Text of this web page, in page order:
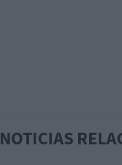
NOTICIAS